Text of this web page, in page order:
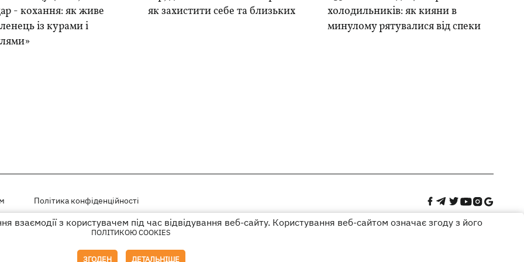
- кохання: як живе
із курами і
як захистити себе та близьких
холодильників: як кияни в
минулому рятувалися від спеки
Політика конфіденційності
на правах рекламиз користувачем під час відвідування веб-сайту. Користування веб-сайтом означає згоду з його
ПОЛІТИКОЮ COOKIES
ЗГОДЕН ДЕТАЛЬНІШЕ